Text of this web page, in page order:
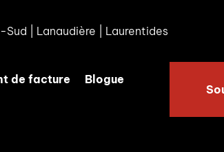
Sud Lanaudière Laurentides
de facture
Blogue